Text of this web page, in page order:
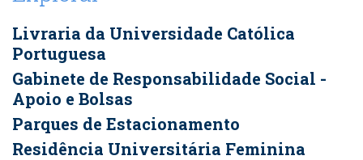
Livraria da Universidade Católica
Portuguesa
Gabinete de Responsabilidade Social -
Apoio e Bolsas
Parques de Estacionamento
Residência Universitária Feminina